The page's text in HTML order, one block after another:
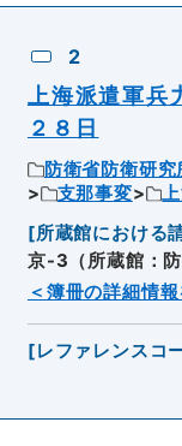
2
上海派遣軍
２８日
防衛省防衛研究
支那事変
[所蔵館における
京-3（所蔵館：防
＜簿冊の詳細情
[レファレンスコ